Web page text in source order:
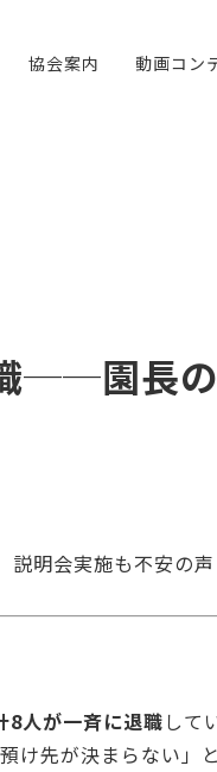
協会案内 動画コン
──園長
明会実施も不安の声
8人が一斉に退職して
け先が決まらない」